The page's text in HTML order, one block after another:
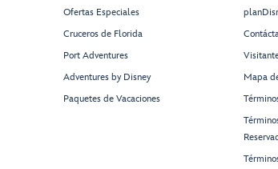
Ofertas Especiales
Cruceros de Florida
Port Adventures
Adventures by Disney
Paquetes de Vacaciones
Mapa